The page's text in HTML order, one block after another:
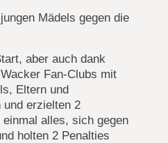
Mädels gegen die
aber auch dank
Fan-Clubs mit
Eltern und
und erzielten 2
alles, sich gegen
holten 2 Penalties